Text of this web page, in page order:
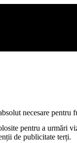
necesare
pentru a urmări
de publicitate terți.